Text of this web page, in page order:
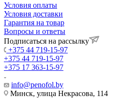
Условия оплаты
Условия доставки
Гарантия на товар
Вопросы и ответы
Подписаться на рассылку
+375 44 719-15-97
+375 44 719-15-97
+375 17 363-15-97
info@penofol.by
Минск, улица Некрасова, 114